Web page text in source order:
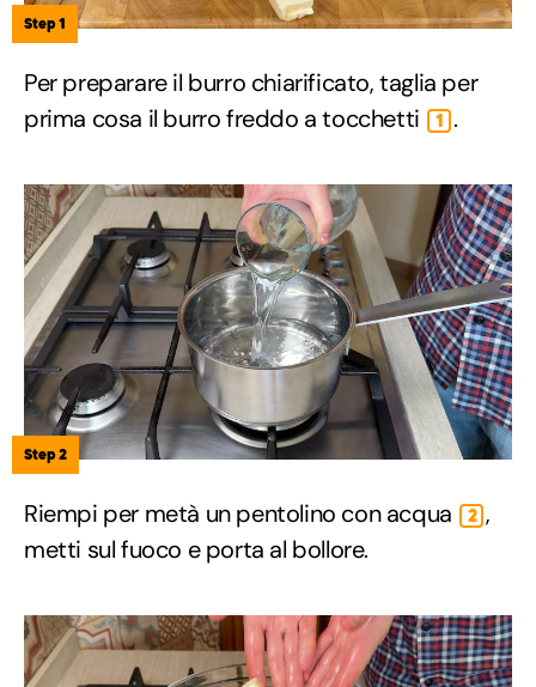
Step 1
Per preparare il burro chiarificato, taglia per
prima cosa il burro freddo a tocchetti
1 .
Step 2
Riempi per metà un pentolino con acqua 2 ,
metti sul fuoco e porta al bollore.